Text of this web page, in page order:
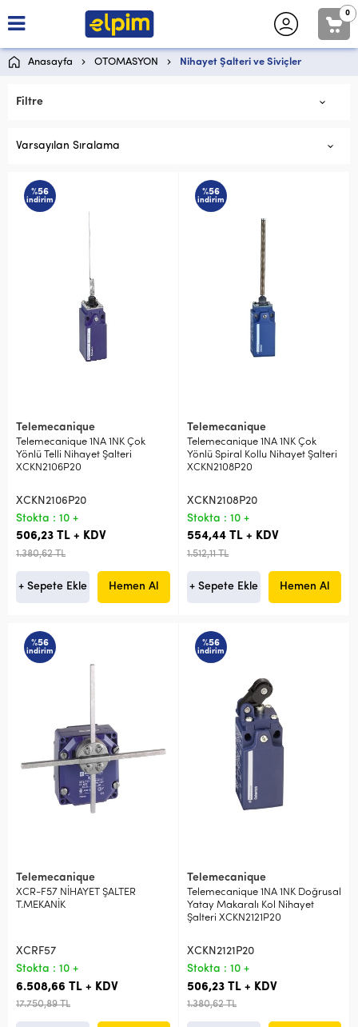
0
Anasayfa OTOMASYON Nihayet Şalteri ve Siviçler
Filtre
Varsayılan Sıralama
%56
indirim
Telemecanique
Telemecanique 1NA 1NK Çok
Yönlü Telli Nihayet Şalteri
XCKN2106P20
XCKN2106P20
Stokta : 10 +
506,23 TL + KDV
1.380,62 TL
+ Sepete Ekle Hemen Al
%56
indirim
Telemecanique
Telemecanique 1NA 1NK Çok
Yönlü Spiral Kollu Nihayet Şalteri
XCKN2108P20
XCKN2108P20
Stokta : 10 +
554,44 TL + KDV
1.512,11 TL
+ Sepete Ekle Hemen Al
%56
indirim
Telemecanique
XCR-F57 NİHAYET ŞALTER
T.MEKANİK
XCRF57
Stokta : 10 +
6.508,66 TL + KDV
17.750,89 TL
%56
indirim
Telemecanique
Telemecanique 1NA 1NK Doğrusal
Yatay Makaralı Kol Nihayet
Şalteri XCKN2121P20
XCKN2121P20
Stokta : 10 +
506,23 TL + KDV
1.380,62 TL